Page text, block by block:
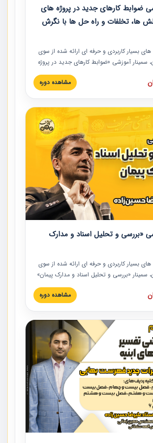
ضوابط کارهای جدید در پروژه های
ها، تخلفات و راه حل ها با نگرش
بسیار کاربردی و حرفه‏ ای ارائه شده از سوی
سمینار آموزشی «ضوابط کارهای جدید در پروژه
چالش ها، تخلفات و راه حل ها با نگرش قراردادی
سندیکای شرکت های ساختمانی کشور ارائه شد.
همراه تجربیات عملی ارائه شده است.
مشاهده دوره
«بررسی و تحلیل اسناد و مدارک
بسیار کاربردی و حرفه‏ ای ارائه شده از سوی
سمینار «بررسی و تحلیل اسناد و مدارک پیمان»
صنعتی شریف ارائه شد. در این آموزش
به اسناد و مدارک پیمان، اولویت بندی اسناد
تجربیات عملی در این خصوص ارائه شده است.
مشاهده دوره